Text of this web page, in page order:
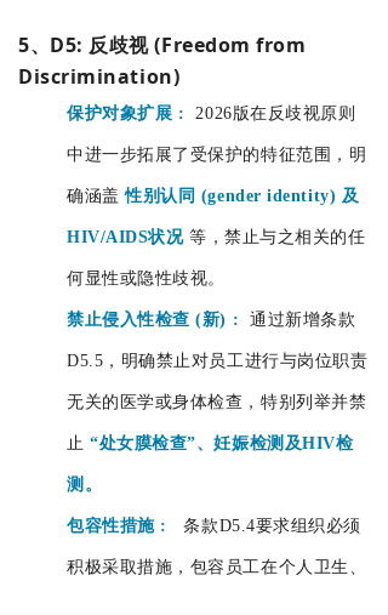
5、D5: 反歧视 (Freedom from
Discrimination)
保护对象扩展 : 2026版在反歧视原则
中进一步拓展了受保护的特征范围，明
确涵盖性别认同 (gender identity) 及
HIV/AIDS状况 等，禁止与之相关的任
何显性或隐性歧视。
禁止侵入性检查 (新) :通过新增条款
D5.5，明确禁止对员工进行与岗位职责
无关的医学或身体检查，特别列举并禁
止“处女膜检查”、妊娠检测及HIV检
测。
包容性措施 : 条款D5.4要求组织必须
积极采取措施，包容员工在个人卫生、